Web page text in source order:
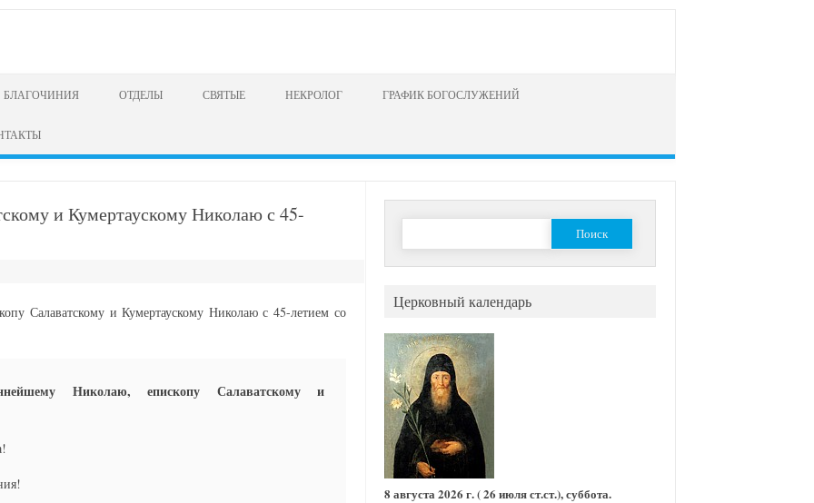
БЛАГОЧИНИЯ ОТДЕЛЫ СВЯТЫЕ НЕКРОЛОГ ГРАФИК БОГОСЛУЖЕНИЙ
и Кумертаускому Николаю с 45-
Салаватскому и Кумертаускому Николаю с 45-летием со
Николаю, епископу Салаватскому и
Найти:
Церковный календарь
8 августа 2026 г. ( 26 июля ст.ст.), суббота.